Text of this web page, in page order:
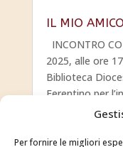
Per fornire le migliori
IL MIO
INCONTRO
2025, alle ore
Biblioteca
Ferentino per
presenterà il
leggi tutto